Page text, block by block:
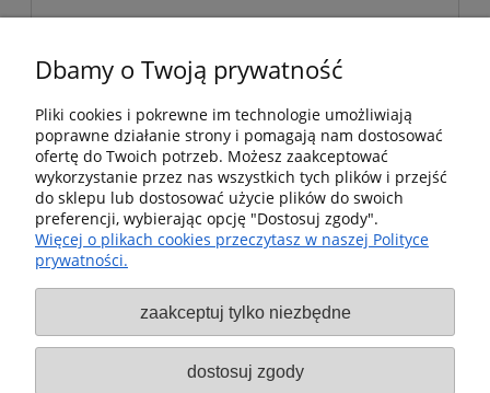
Pomoc
Dostawa i dostawa
Moje konto
Gwarancja i zwroty
O firmie
Dbamy o Twoją prywatność
Pliki cookies i pokrewne im technologie umożliwiają
poprawne działanie strony i pomagają nam dostosować
ofertę do Twoich potrzeb. Możesz zaakceptować
wykorzystanie przez nas wszystkich tych plików i przejść
do sklepu lub dostosować użycie plików do swoich
preferencji, wybierając opcję "Dostosuj zgody".
Więcej o plikach cookies przeczytasz w naszej Polityce
prywatności.
zaakceptuj tylko niezbędne
dostosuj zgody